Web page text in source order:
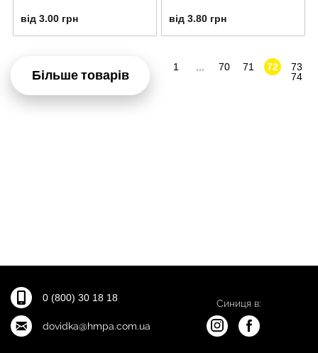
від 3.00 грн від 3.80 грн
Більше товарів
1 70 71 72
73
74
0 (800) 30 18 18
dovidka@hmpa.com.ua
Синиця в: